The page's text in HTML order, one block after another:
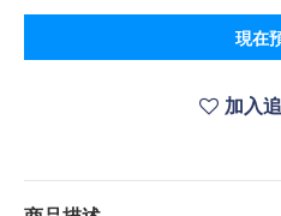
現在
加入